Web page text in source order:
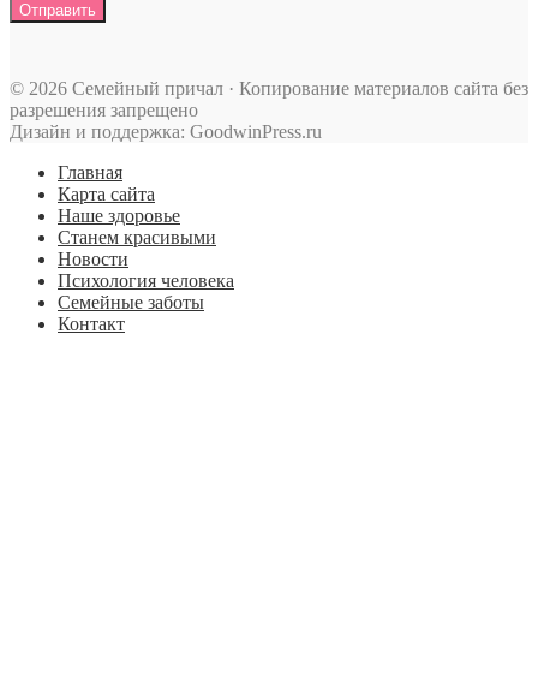
© 2026 Семейный причал · Копирование материалов сайта без
разрешения запрещено
Дизайн и поддержка: GoodwinPress.ru
Главная
Карта сайта
Наше здоровье
Станем красивыми
Новости
Психология человека
Семейные заботы
Контакт